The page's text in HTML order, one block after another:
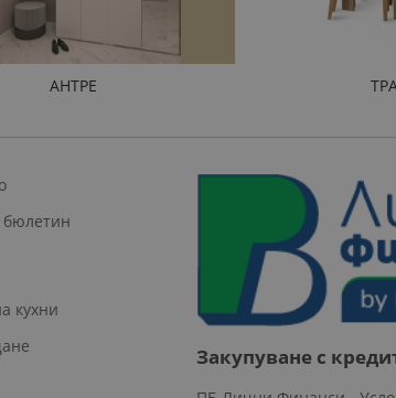
АНТРЕ
бюлетин
кухни
Закупуване с